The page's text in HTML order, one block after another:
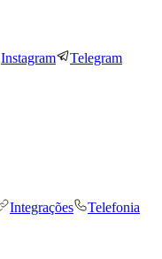
Instagram Telegram
Integrações
Telefonia